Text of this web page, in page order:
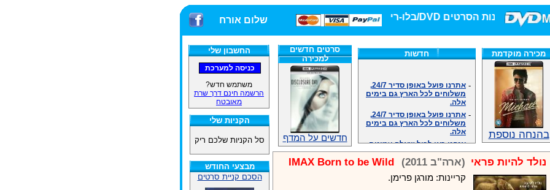
חנות הסרטים DVD/בלו-ריי/3D הגדולה ביותר! שלום אורח
החשבון שלי
משתמש חדש?
הרשמה חינם דרך שרת
מאובטח
הקניות שלי
סל הקניות שלכם ריק
מבצעי החודש
הסכם קניית סרטים
מכירה מוקדמת
בהנחה נוספת
חדשות
משלוחים לכל הארץ גם בימים
אלה.
משלוחים לכל הארץ גם בימים
אלה.
אנחנו כאן לכול שאלה וזמינים
.האתר לרשותכם פעיל 24/7
מענה טלפוני: 09-7652392
צוות דיוידי מאסטר ישיר.
סרטים חדשים
למכירה
חדשים על המדף
נולד להיות פראי (ארה"ב 2011) IMAX Born to be Wild
קריינות: מורגן פרימן.